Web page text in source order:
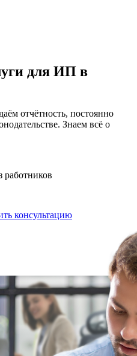
для ИП в
отчётность, постоянно
Знаем всё о
работников
консультацию